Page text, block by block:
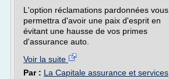
L'option réclamations pardonnées vous
permettra d'avoir une paix d'esprit en
évitant une hausse de vos primes
d'assurance auto.
Voir la suite
Par : La Capitale assurance et services